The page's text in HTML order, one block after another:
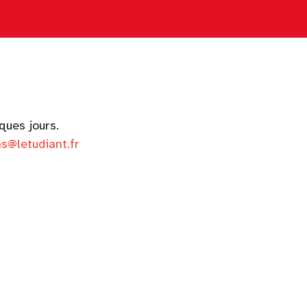
jours.